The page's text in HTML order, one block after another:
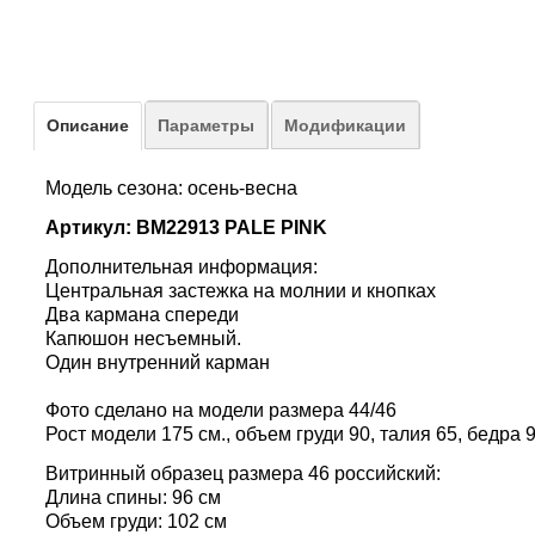
Описание Параметры Модификации
Модель сезона: осень-весна
Артикул: BM22913 PALE PINK
Дополнительная информация:
Центральная застежка на молнии и кнопках
Два кармана спереди
Капюшон несъемный.
Один внутренний карман
Фото сделано на модели размера 44/46
Рост модели 175 см., объем груди 90, талия 65, бедра
Витринный образец размера 46 российский:
Длина спины: 96 см
Объем груди: 102 см